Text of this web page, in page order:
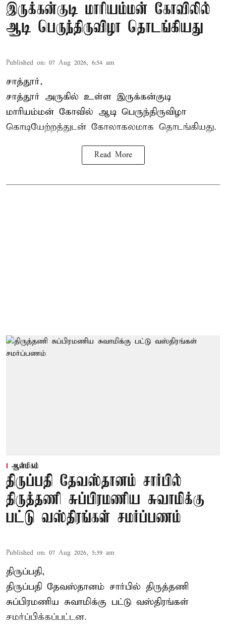
இருக்கன்குடி மாரியம்மன் கோவிலில்
ஆடி பெருந்திருவிழா தொடங்கியது
Published on: 07 Aug 2026, 6:54 am
சாத்தூர்,
சாத்தூர் அருகில் உள்ள இருக்கன்குடி
மாரியம்மன் கோவில் ஆடி பெருந்திருவிழா
கொடியேற்றத்துடன் கோலாகலமாக தொடங்கியது.
Read More
ஆன்மிகம்
திருப்பதி தேவஸ்தானம் சார்பில்
திருத்தணி சுப்பிரமணிய சுவாமிக்கு
பட்டு வஸ்திரங்கள் சமர்ப்பணம்
Published on: 07 Aug 2026, 5:39 am
திருப்பதி,
திருப்பதி தேவஸ்தானம் சார்பில் திருத்தணி
சுப்பிரமணிய சுவாமிக்கு பட்டு வஸ்திரங்கள்
சமர்ப்பிக்கப்பட்டன.